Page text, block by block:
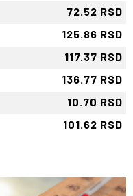
72.52 RSD
125.86 RSD
117.37 RSD
136.77 RSD
10.70 RSD
101.62 RSD